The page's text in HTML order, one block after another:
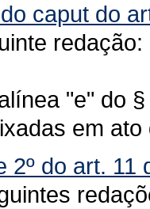
caput do
redação:
"e" do
em
2º do art. 11